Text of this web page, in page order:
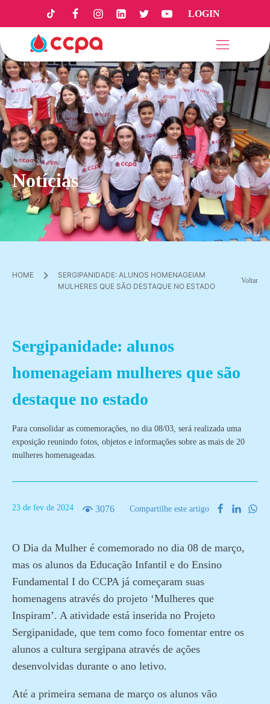
LOGIN
Notícias
HOME
SERGIPANIDADE: ALUNOS HOMENAGEIAM
MULHERES QUE SÃO DESTAQUE NO ESTADO
Voltar
Sergipanidade: alunos
homenageiam mulheres que são
destaque no estado
Para consolidar as comemorações, no dia 08/03, será realizada uma
exposição reunindo fotos, objetos e informações sobre as mais de 20
mulheres homenageadas.
23 de fev de 2024 3076 Compartilhe este artigo
O Dia da Mulher é comemorado no dia 08 de março,
mas os alunos da Educação Infantil e do Ensino
Fundamental I do CCPA já começaram suas
homenagens através do projeto ‘Mulheres que
Inspiram’. A atividade está inserida no Projeto
Sergipanidade, que tem como foco fomentar entre os
alunos a cultura sergipana através de ações
desenvolvidas durante o ano letivo.
Até a primeira semana de março os alunos vão